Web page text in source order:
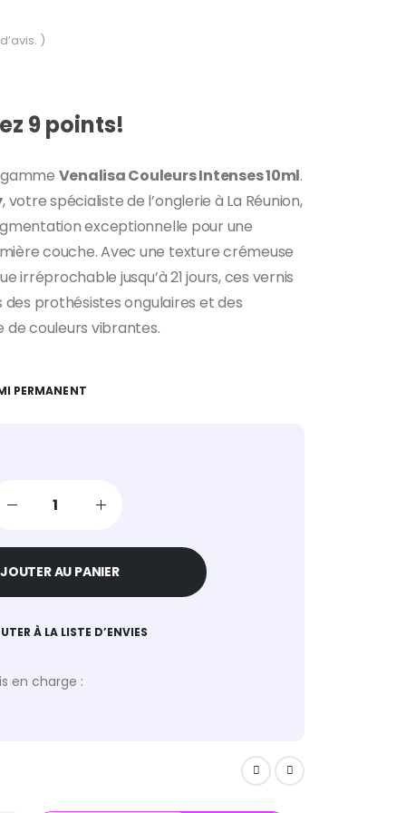
)
9 points!
Venalisa Couleurs Intenses 10ml.
, votre spécialiste de l’onglerie à La Réunion,
exceptionnelle pour une
couche. Avec une texture crémeuse
irréprochable jusqu’à 21 jours, ces vernis
des prothésistes ongulaires et des
de couleurs vibrantes.
PERMANENT
AU PANIER
À LA LISTE D’ENVIES
en charge :